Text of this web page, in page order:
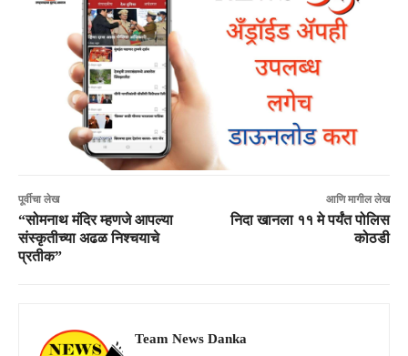
पूर्वीचा लेख
“सोमनाथ मंदिर म्हणजे आपल्या
संस्कृतीच्या अढळ निश्चयाचे
प्रतीक”
आणि मागील लेख
निदा खानला ११ मे पर्यंत पोलिस
कोठडी
Team News Danka